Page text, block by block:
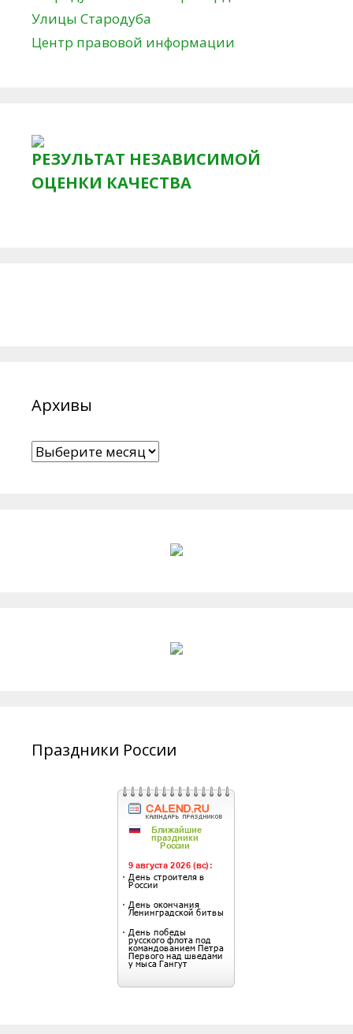
Улицы Стародуба
Центр правовой информации
РЕЗУЛЬТАТ НЕЗАВИСИМОЙ
ОЦЕНКИ КАЧЕСТВА
Архивы
Архивы
Праздники России